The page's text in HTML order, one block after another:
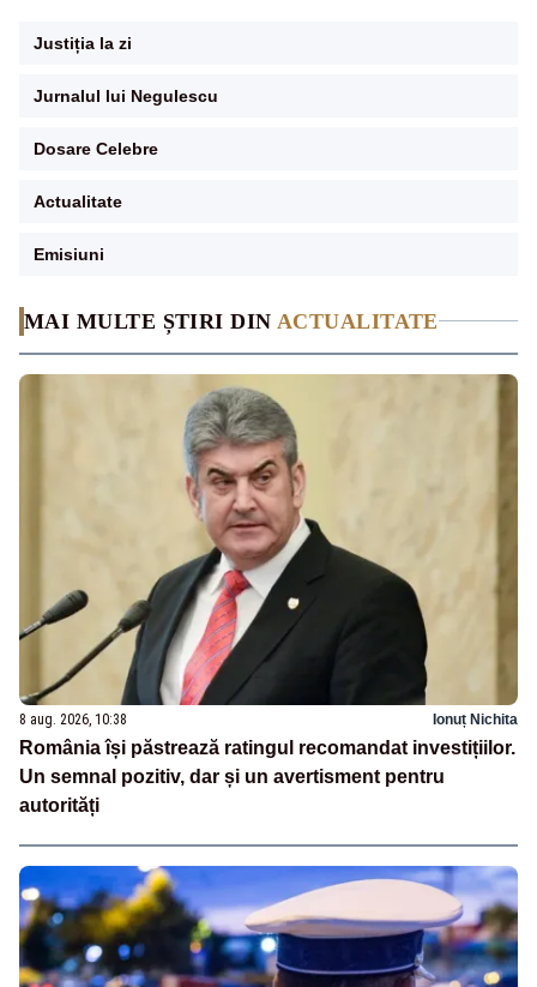
MAI MULTE ȘTIRI DIN ACTUALITATE
8 aug. 2026, 10:38 Ionuț Nichita
România își păstrează ratingul recomandat investițiilor.
Un semnal pozitiv, dar și un avertisment pentru
autorități
Justiția la zi
Jurnalul lui Negulescu
Dosare Celebre
Actualitate
Emisiuni